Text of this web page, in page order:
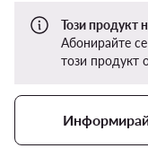
Този продукт
Абонирайте
този продукт